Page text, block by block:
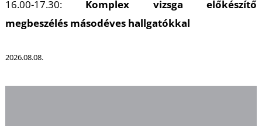
16.00-17.30: Komplex vizsga előkészítő
megbeszélés másodéves hallgatókkal
2026.08.08.